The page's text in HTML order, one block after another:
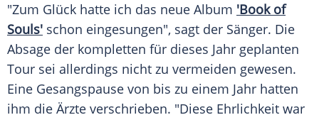
"Zum Glück hatte ich das neue Album 'Book of
Souls' schon eingesungen", sagt der Sänger. Die
Absage der kompletten für dieses Jahr geplanten
Tour sei allerdings nicht zu vermeiden gewesen.
Eine Gesangspause von bis zu einem Jahr hatten
ihm die Ärzte verschrieben. "Diese Ehrlichkeit war